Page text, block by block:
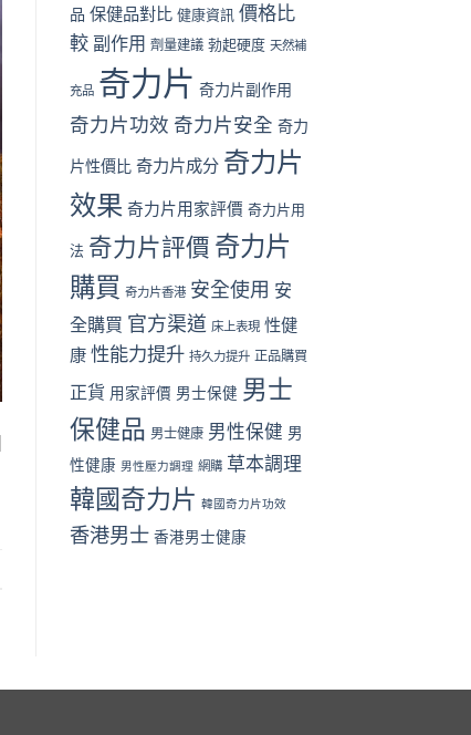
看
中
效
用
口
全
對
（2026
香
港
篇）〉
性
健
全
比
成
效
果、
價
格
用
家
評
價〉
品 保健品對比 健康資訊 價格比
較 副作用 劑量建議 勃起硬度 天然補
充品 奇力片 奇力片副作用
奇力片功效 奇力片安全 奇力
片性價比 奇力片成分 奇力片
效果 奇力片用家評價 奇力片用
法 奇力片評價 奇力片
購買 奇力片香港 安全使用 安
全購買 官方渠道 床上表現 性健
康 性能力提升 持久力提升 正品購買
正貨 用家評價 男士保健 男士
保健品 男士健康 男性保健 男
性健康 男性壓力調理 網購 草本調理
韓國奇力片 韓國奇力片功效
香港男士 香港男士健康